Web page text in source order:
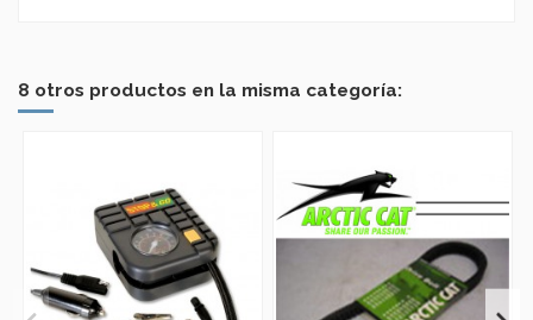
8 otros productos en la misma categoría: